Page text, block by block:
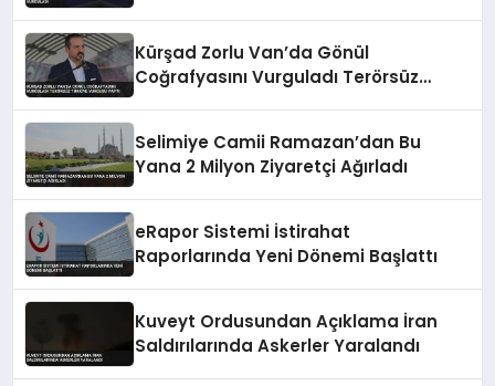
Kürşad Zorlu Van’da Gönül
Coğrafyasını Vurguladı Terörsüz
Selimiye Camii Ramazan’dan Bu
Yana 2 Milyon Ziyaretçi Ağırladı
eRapor Sistemi İstirahat
Raporlarında Yeni Dönemi Başlattı
Kuveyt Ordusundan Açıklama İran
Saldırılarında Askerler Yaralandı